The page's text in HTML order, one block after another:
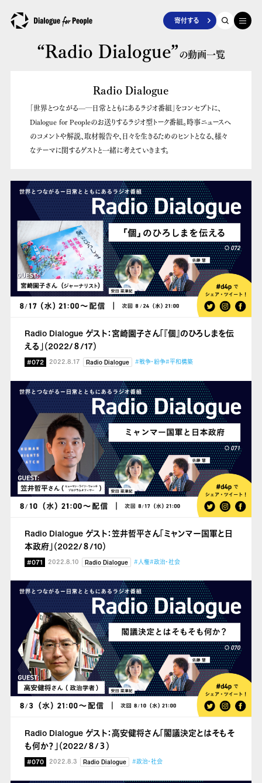
寄付する
“Radio Dialogue”の動画一覧
Radio Dialogue
「世界とつながる—―日常とともにあるラジオ番組」をコンセプトに、
Dialogue for Peopleのお送りするラジオ型トーク番組。時事ニュースへ
のコメントや解説、取材報告や、日々を生きるためのヒントとなる、様々
なテーマに関するゲストと一緒に考えていきます。
Radio Dialogue ゲスト：宮崎園子さん「『個』のひろしまを伝
える」（2022/８/17）
#072 2022.8.17 Radio Dialogue #戦争・紛争#平和構築
Radio Dialogue ゲスト：笠井哲平さん「ミャンマー国軍と日
本政府」（2022/８/10）
#071 2022.8.10 Radio Dialogue #人権#政治・社会
Radio Dialogue ゲスト：高安健将さん「閣議決定とはそもそ
も何か？」（2022/８/３）
#070 2022.8.3 Radio Dialogue #政治・社会